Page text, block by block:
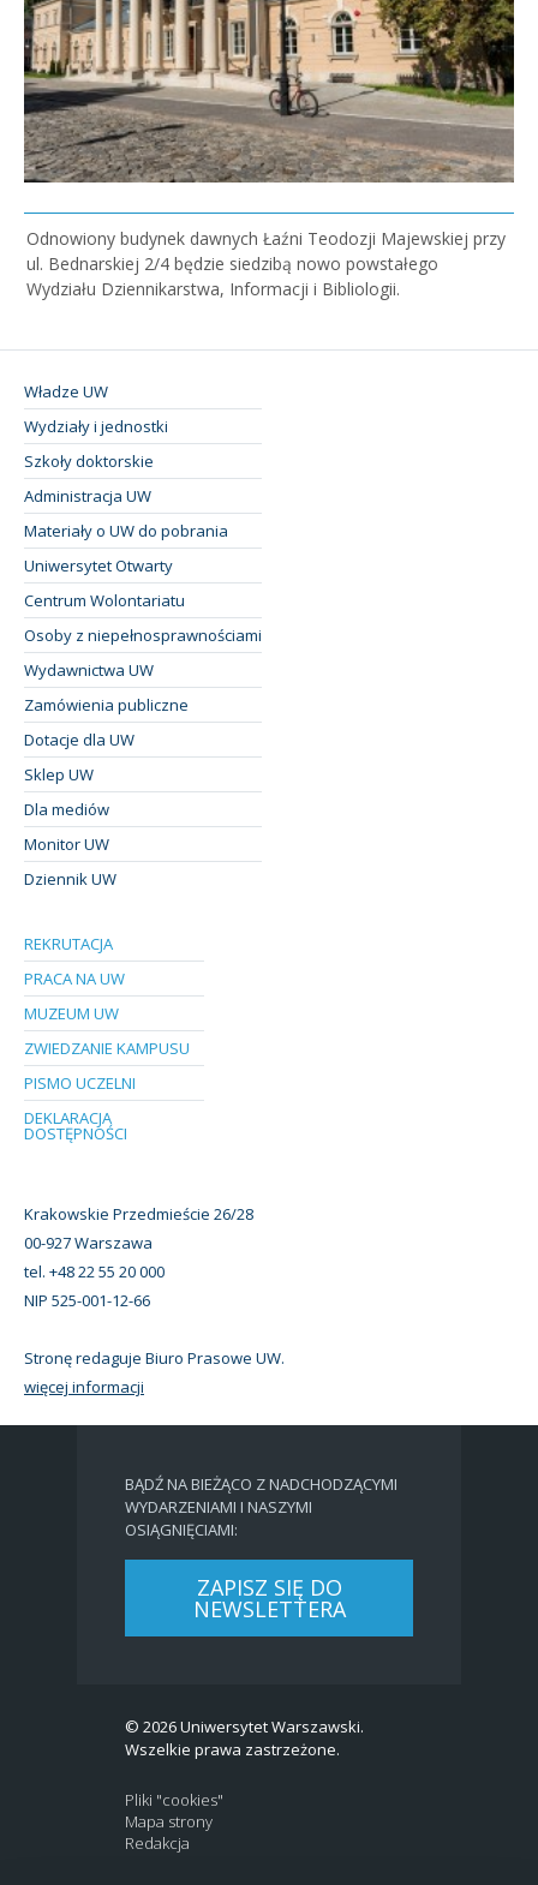
Odnowiony budynek dawnych Łaźni Teodozji Majewskiej przy
ul. Bednarskiej 2/4 będzie siedzibą nowo powstałego
Wydziału Dziennikarstwa, Informacji i Bibliologii.
Władze UW
Wydziały i jednostki
Szkoły doktorskie
Administracja UW
Materiały o UW do pobrania
Uniwersytet Otwarty
Centrum Wolontariatu
Osoby z niepełnosprawnościami
Wydawnictwa UW
Zamówienia publiczne
Dotacje dla UW
Sklep UW
Dla mediów
Monitor UW
Dziennik UW
REKRUTACJA
PRACA NA UW
MUZEUM UW
ZWIEDZANIE KAMPUSU
PISMO UCZELNI
DEKLARACJA
DOSTĘPNOŚCI
Krakowskie Przedmieście 26/28
00-927 Warszawa
tel. +48 22 55 20 000
NIP 525-001-12-66
Stronę redaguje Biuro Prasowe UW.
więcej informacji
BĄDŹ NA BIEŻĄCO Z NADCHODZĄCYMI
WYDARZENIAMI I NASZYMI
OSIĄGNIĘCIAMI:
ZAPISZ SIĘ DO
NEWSLETTERA
© 2026 Uniwersytet Warszawski.
Wszelkie prawa zastrzeżone.
Pliki "cookies"
Mapa strony
Redakcja